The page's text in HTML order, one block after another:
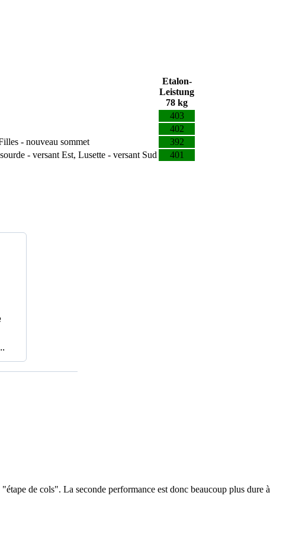
Etalon-
Leistung
78 kg
403
402
- nouveau sommet
392
- versant Est, Lusette - versant Sud
401
de cols". La seconde performance est donc beaucoup plus dure à